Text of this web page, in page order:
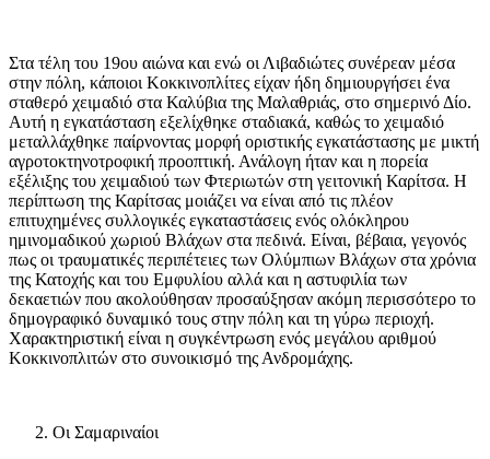
Στα τέλη του 19ου αιώνα και ενώ οι Λιβαδιώτες συνέρεαν μέσα
στην πόλη, κάποιοι Κοκκινοπλίτες είχαν ήδη δημιουργήσει ένα
σταθερό χειμαδιό στα Καλύβια της Μαλαθριάς, στο σημερινό Δίο.
Αυτή η εγκατάσταση εξελίχθηκε σταδιακά, καθώς το χειμαδιό
μεταλλάχθηκε παίρνοντας μορφή οριστικής εγκατάστασης με μικτή
αγροτοκτηνοτροφική προοπτική. Ανάλογη ήταν και η πορεία
εξέλιξης του χειμαδιού των Φτεριωτών στη γειτονική Καρίτσα. Η
περίπτωση της Καρίτσας μοιάζει να είναι από τις πλέον
επιτυχημένες συλλογικές εγκαταστάσεις ενός ολόκληρου
ημινομαδικού χωριού Βλάχων στα πεδινά. Είναι, βέβαια, γεγονός
πως οι τραυματικές περιπέτειες των Ολύμπιων Βλάχων στα χρόνια
της Κατοχής και του Εμφυλίου αλλά και η αστυφιλία των
δεκαετιών που ακολούθησαν προσαύξησαν ακόμη περισσότερο το
δημογραφικό δυναμικό τους στην πόλη και τη γύρω περιοχή.
Χαρακτηριστική είναι η συγκέντρωση ενός μεγάλου αριθμού
Κοκκινοπλιτών στο συνοικισμό της Ανδρομάχης.
Οι Σαμαριναίοι